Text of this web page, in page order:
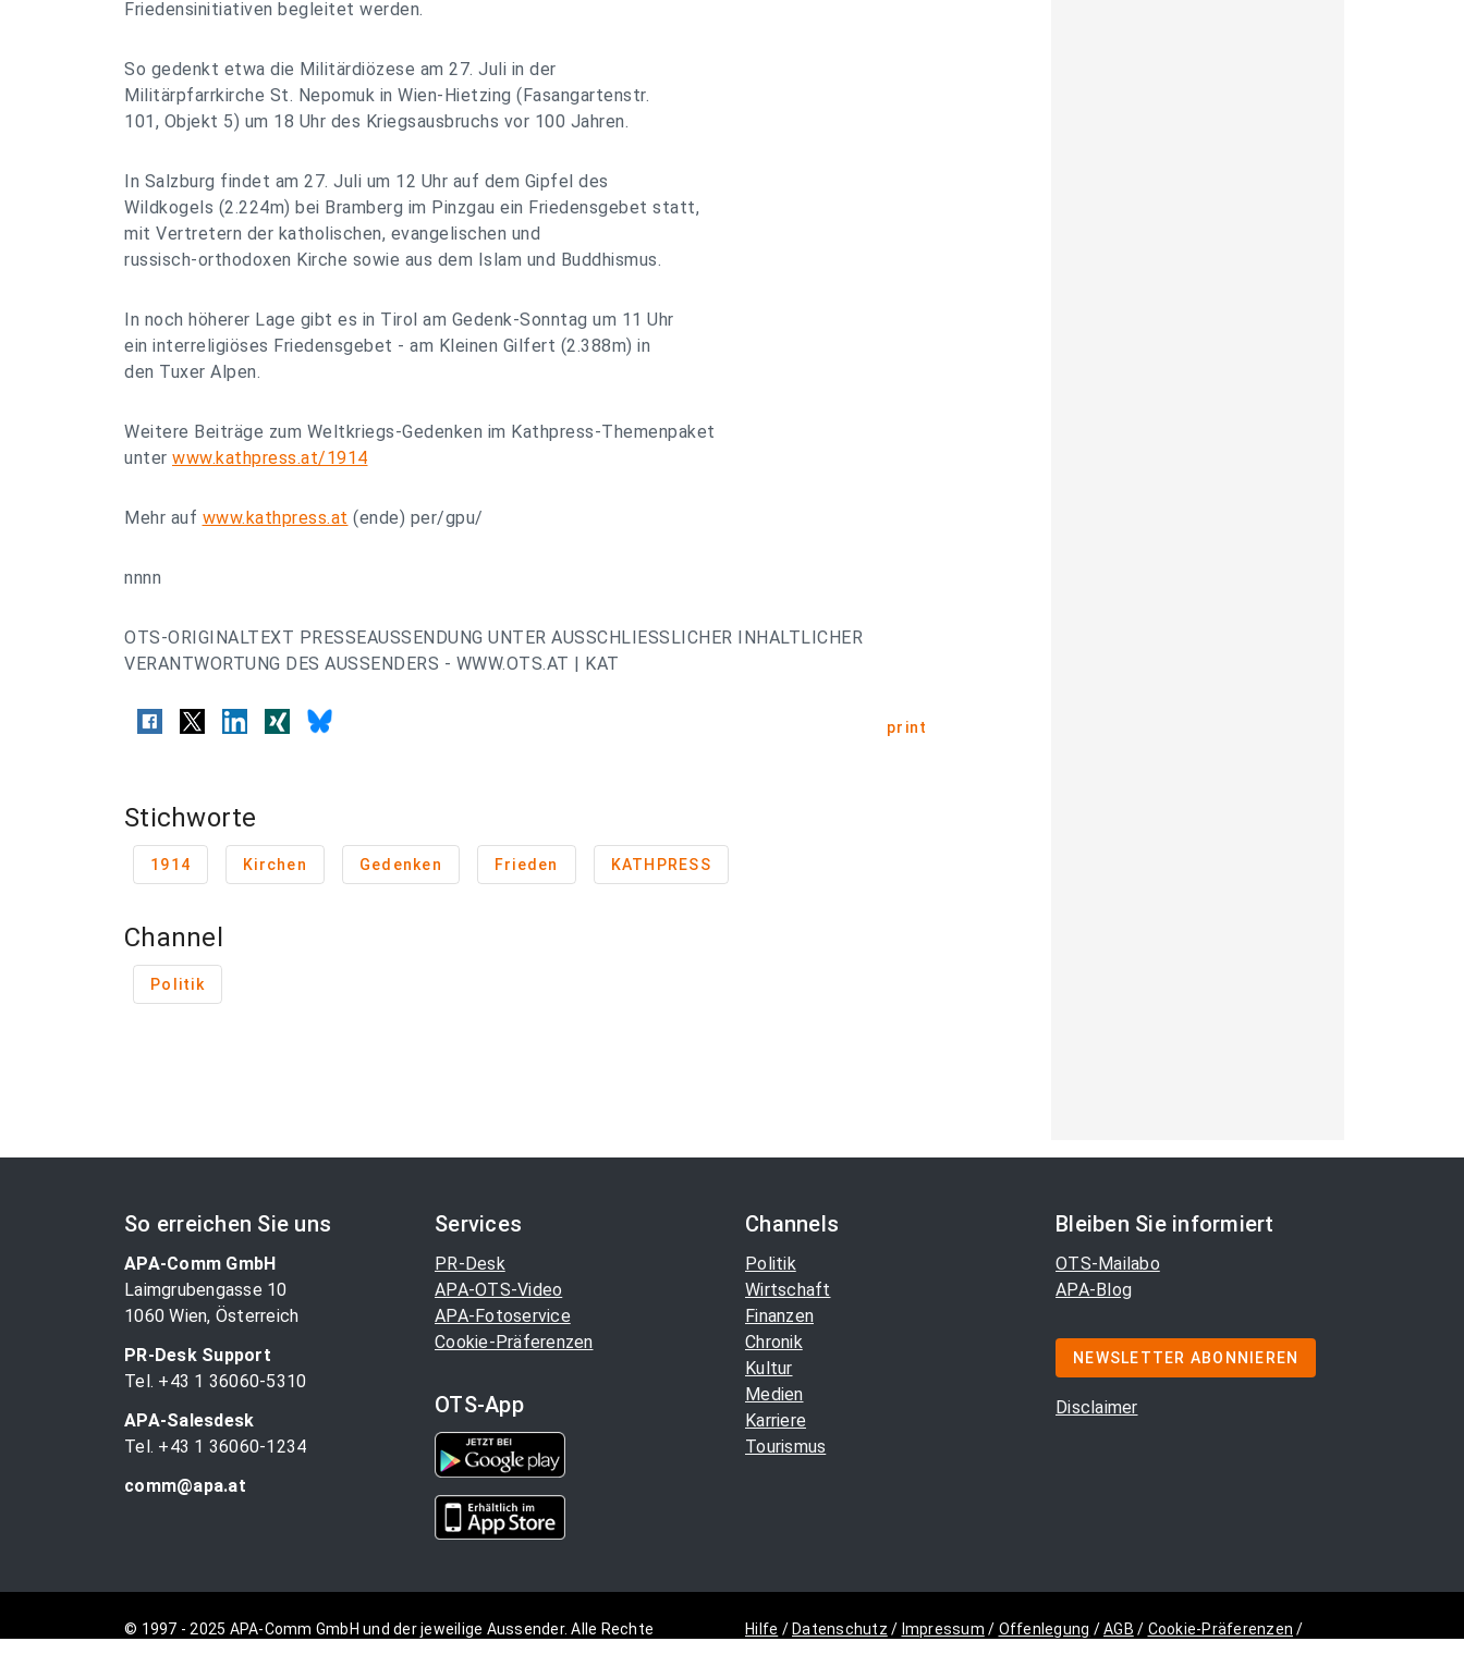
Friedensinitiativen begleitet werden.
So gedenkt etwa die Militärdiözese am 27. Juli in der
Militärpfarrkirche St. Nepomuk in Wien-Hietzing (Fasangartenstr.
101, Objekt 5) um 18 Uhr des Kriegsausbruchs vor 100 Jahren.
In Salzburg findet am 27. Juli um 12 Uhr auf dem Gipfel des
Wildkogels (2.224m) bei Bramberg im Pinzgau ein Friedensgebet statt,
mit Vertretern der katholischen, evangelischen und
russisch-orthodoxen Kirche sowie aus dem Islam und Buddhismus.
In noch höherer Lage gibt es in Tirol am Gedenk-Sonntag um 11 Uhr
ein interreligiöses Friedensgebet - am Kleinen Gilfert (2.388m) in
den Tuxer Alpen.
Weitere Beiträge zum Weltkriegs-Gedenken im Kathpress-Themenpaket
unter www.kathpress.at/1914
Mehr auf www.kathpress.at (ende) per/gpu/
nnnn
OTS-ORIGINALTEXT PRESSEAUSSENDUNG UNTER AUSSCHLIESSLICHER INHALTLICHER
VERANTWORTUNG DES AUSSENDERS - WWW.OTS.AT | KAT
print
Stichworte
1914 Kirchen Gedenken Frieden KATHPRESS
Channel
Politik
So erreichen Sie uns
APA-Comm GmbH
Laimgrubengasse 10
1060 Wien, Österreich
PR-Desk Support
Tel. +43 1 36060-5310
APA-Salesdesk
Tel. +43 1 36060-1234
comm@apa.at
Services
PR-Desk
APA-OTS-Video
APA-Fotoservice
Cookie-Präferenzen
OTS-App
Channels
Politik
Wirtschaft
Finanzen
Chronik
Kultur
Medien
Karriere
Tourismus
Bleiben Sie informiert
OTS-Mailabo
APA-Blog
NEWSLETTER ABONNIEREN
Disclaimer
© 1997 - 2025 APA-Comm GmbH und der jeweilige Aussender. Alle Rechte
Hilfe / Datenschutz / Impressum / Offenlegung /AGB / Cookie-Präferenzen /